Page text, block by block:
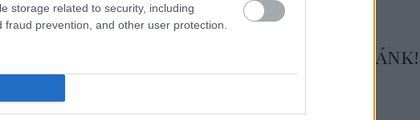
storage related to security, including
prevention, and other user protection.
Csatlakozz hozzánk!